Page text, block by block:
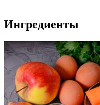
Ингредиенты